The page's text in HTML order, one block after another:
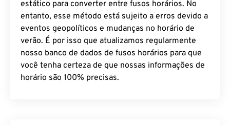
estático para converter entre fusos horários. No
entanto, esse método está sujeito a erros devido a
eventos geopolíticos e mudanças no horário de
verão. É por isso que atualizamos regularmente
nosso banco de dados de fusos horários para que
você tenha certeza de que nossas informações de
horário são 100% precisas.